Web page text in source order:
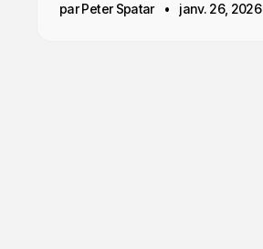
par Peter Spatar janv. 26, 2026